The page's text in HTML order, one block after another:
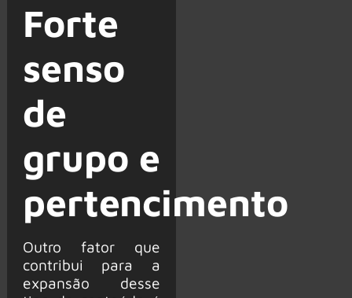
Forte
senso
de
grupo e
pertencimento
Outro fator que
contribui para a
expansão desse